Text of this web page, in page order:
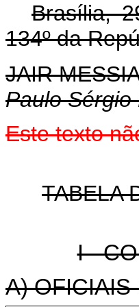
Brasília,
134º da
JAIR
Paulo
Este texto
TABELA
I -
A)